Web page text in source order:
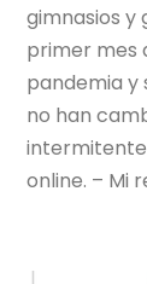
gimnasios
primer mes
pandemia y
no han
online. – Mi